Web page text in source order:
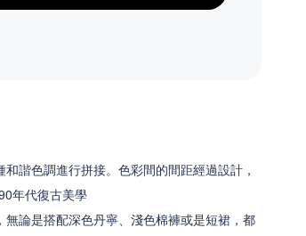
諧色調進行拼接。色彩間的間距經過設計，
年代復古美學
論是搭配深色丹寧、淺色棉褲或是短裙，都